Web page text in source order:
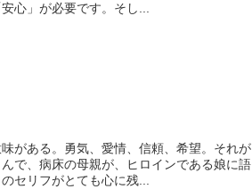
心」が必要です。そし...
がある。勇気、愛情、信頼、希望。それが
で、病床の母親が、ヒロインである娘に語
セリフがとても心に残...